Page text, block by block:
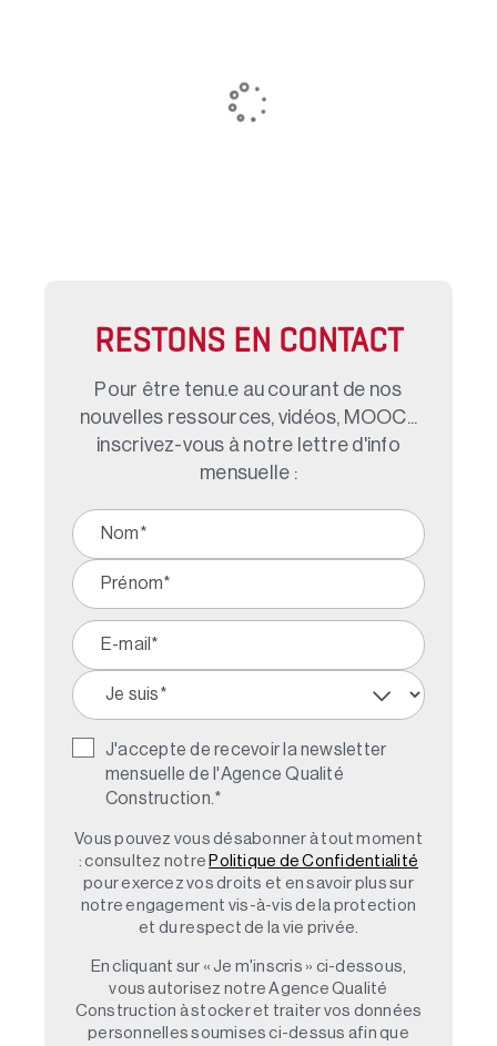
RESTONS EN CONTACT
Pour être tenu.e au courant de nos
nouvelles ressources, vidéos, MOOC...
inscrivez-vous à notre lettre d'info
mensuelle :
J'accepte de recevoir la newsletter
mensuelle de l'Agence Qualité
Construction. *
Vous pouvez vous désabonner à tout moment
: consultez notre Politique de Confidentialité
pour exercez vos droits et en savoir plus sur
notre engagement vis-à-vis de la protection
et du respect de la vie privée.
En cliquant sur « Je m'inscris » ci-dessous,
vous autorisez notre Agence Qualité
Construction à stocker et traiter vos données
personnelles soumises ci-dessus afin que